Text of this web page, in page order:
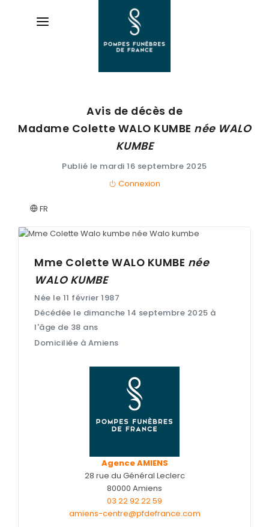
AVIS DE DÉCÈS
ORGANISER DES OBSÈQUES
PRÉVOIR SES OBSÈQUES
Nos capitons funéraires
Nos cercueils
Nos fleurs naturelles
Nos monuments
Avis de décès de
Madame Colette WALO KUMBE née WALO
KUMBE
Publié le mardi 16 septembre 2025
Connexion
FR
Mme Colette WALO KUMBE née
WALO KUMBE
Née le 11 février 1987
Décédée le dimanche 14 septembre 2025 à
l'âge de 38 ans
Domiciliée à Amiens
Agence AMIENS
28 rue du Général Leclerc
80000 Amiens
03 22 92 22 59
amiens-centre@pfdefrance.com